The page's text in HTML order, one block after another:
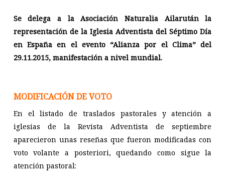
Se delega a la Asociación Naturalia Ailarután la
representación de la Iglesia Adventista del Séptimo Día
en España en el evento “Alianza por el Clima” del
29.11.2015, manifestación a nivel mundial.
MODIFICACIÓN DE VOTO
En el listado de traslados pastorales y atención a
iglesias de la Revista Adventista de septiembre
aparecieron unas reseñas que fueron modificadas con
voto volante a posteriori, quedando como sigue la
atención pastoral: